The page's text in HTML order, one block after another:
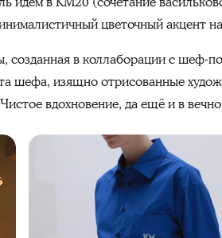
цветочный акцент
созданная в коллаборации с шеф-
шефа, изящно отрисованные
вдохновение, да ещё и в